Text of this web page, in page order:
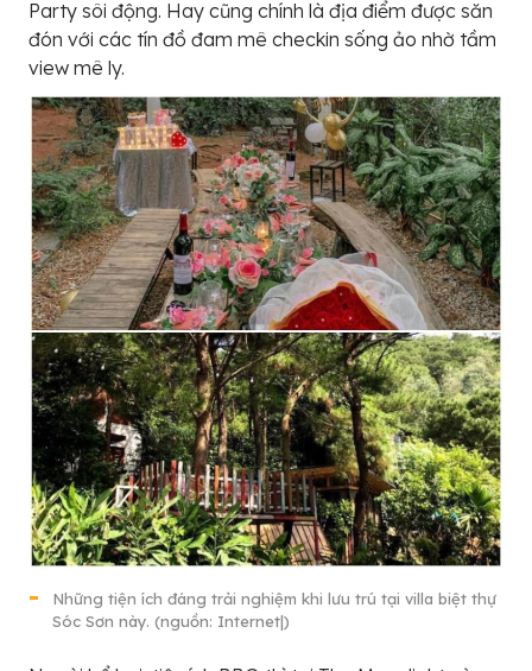
Party sôi động. Hay cũng chính là địa điểm được săn
đón với các tín đồ đam mê checkin sống ảo nhờ tầm
view mê ly.
Những tiện ích đáng trải nghiệm khi lưu trú tại villa biệt thự
Sóc Sơn này. (nguồn: Internet|)